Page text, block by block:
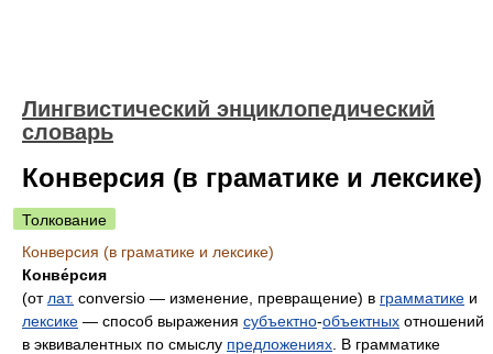
Лингвистический энциклопедический
словарь
Конверсия (в граматике и лексике)
Толкование
Конверсия (в граматике и лексике)
Конве́рсия
(от лат. conversio — изменение, превращение) в грамматике и
лексике — способ выражения субъектно-объектных отношений
в эквивалентных по смыслу предложениях . В грамматике